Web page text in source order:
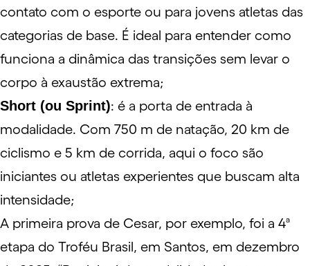
contato com o esporte ou para jovens atletas das
categorias de base. É ideal para entender como
funciona a dinâmica das transições sem levar o
corpo à exaustão extrema;
Short (ou Sprint): é a porta de entrada à
modalidade. Com 750 m de natação, 20 km de
ciclismo e 5 km de corrida, aqui o foco são
iniciantes ou atletas experientes que buscam alta
intensidade;
A primeira prova de Cesar, por exemplo, foi a 4ª
etapa do Troféu Brasil, em Santos, em dezembro